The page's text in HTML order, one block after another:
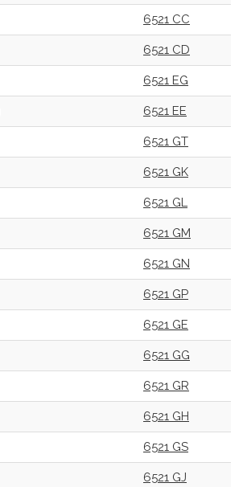
6521 CC
6521 CD
6521 EG
6521 EE
6521 GT
6521 GK
6521 GL
6521 GM
6521 GN
6521 GP
6521 GE
6521 GG
6521 GR
6521 GH
6521 GS
6521 GJ